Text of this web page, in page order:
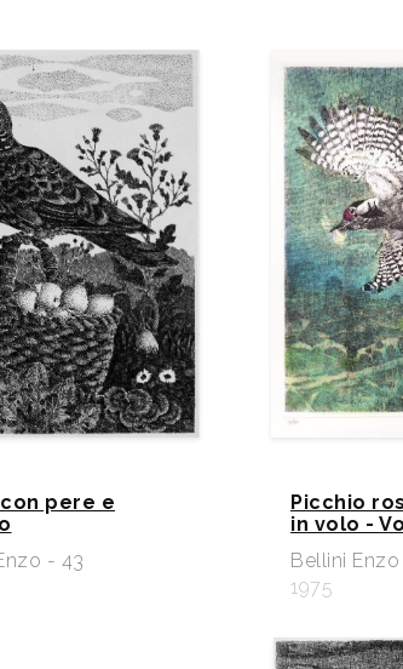
pere e
- 43
Picchio
in volo -
Bellini
1975